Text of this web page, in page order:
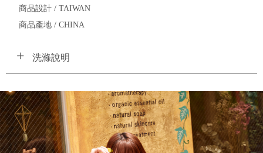
商品設計 / TAIWAN
商品產地 / CHINA
洗滌說明